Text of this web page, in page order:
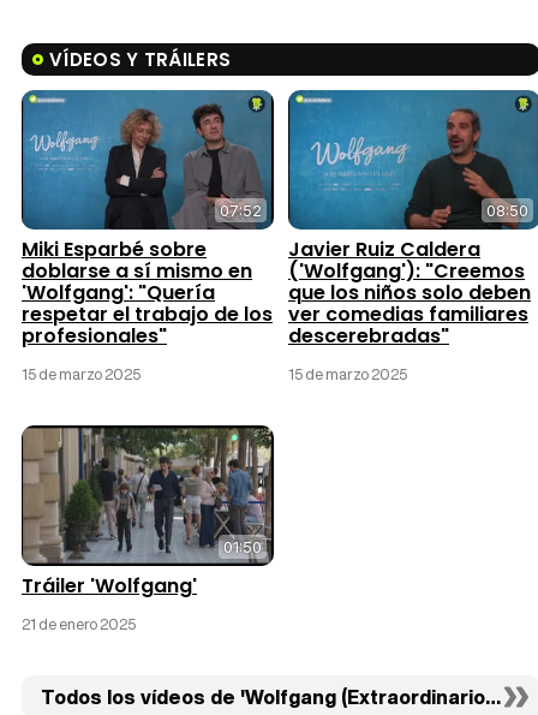
VÍDEOS Y TRÁILERS
07:52
Miki Esparbé sobre
doblarse a sí mismo en
'Wolfgang': "Quería
respetar el trabajo de los
profesionales"
15 de marzo 2025
08:50
Javier Ruiz Caldera
('Wolfgang'): "Creemos
que los niños solo deben
ver comedias familiares
descerebradas"
15 de marzo 2025
01:50
Tráiler 'Wolfgang'
21 de enero 2025
Todos los vídeos de 'Wolfgang (Extraordinario)' (3)